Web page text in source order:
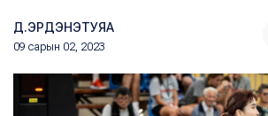
Д.ЭРДЭНЭТУЯА
09 сарын 02, 2023